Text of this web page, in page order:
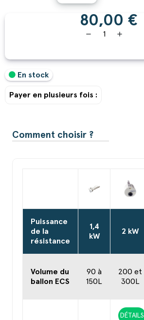
80,00 €
remove add
En stock
Payer en plusieurs fois :
Comment choisir ?
Puissance
de la
résistance
1,4
kW
2 kW
Volume du
ballon ECS
90 à
150L
200 et
300L
DÉTAILS